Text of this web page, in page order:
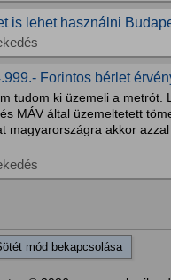
is lehet használni
Forintos bérlet
tudom ki üzemeli a metrót.
MÁV által üzemeltetett
magyarországra akkor
mód bekapcsolása